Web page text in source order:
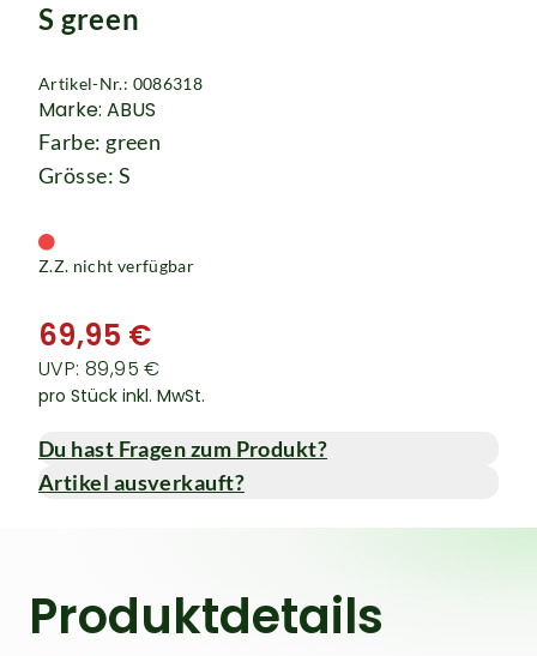
S green
Artikel-Nr.: 0086318
Marke: ABUS
Farbe: green
Grösse: S
Z.Z. nicht verfügbar
69,95 €
UVP: 89,95 €
pro Stück inkl. MwSt.
Du hast Fragen zum Produkt?
Artikel ausverkauft?
Produktdetails